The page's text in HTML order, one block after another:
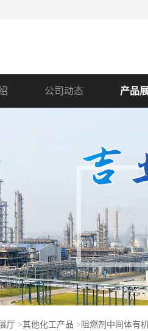
公司动态 产品
厅 >其他化工产品 > 阻燃剂中间体有